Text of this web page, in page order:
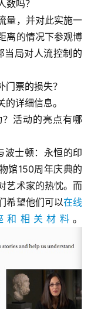
数吗？
量，并对此实施一
离的情况下参观博
当局对人流控制的
票的损失？
详细信息。
活动的亮点有哪
波士顿：永恒的印
馆150周年庆典的
艺术家的热忱。而
希望他们可以在线
和相关材料 。